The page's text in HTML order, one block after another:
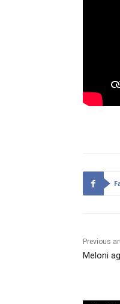
Previous
Meloni